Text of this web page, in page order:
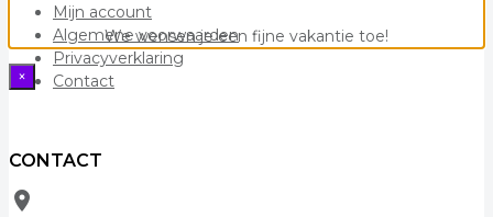
Mijn account
Algemene voorwaarden
Privacyverklaring
Contact
CONTACT
room
We wensen je een fijne vakantie toe!
×